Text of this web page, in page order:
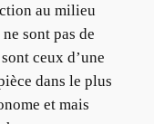
au milieu
sont pas de
ceux d’une
dans le plus
et mais